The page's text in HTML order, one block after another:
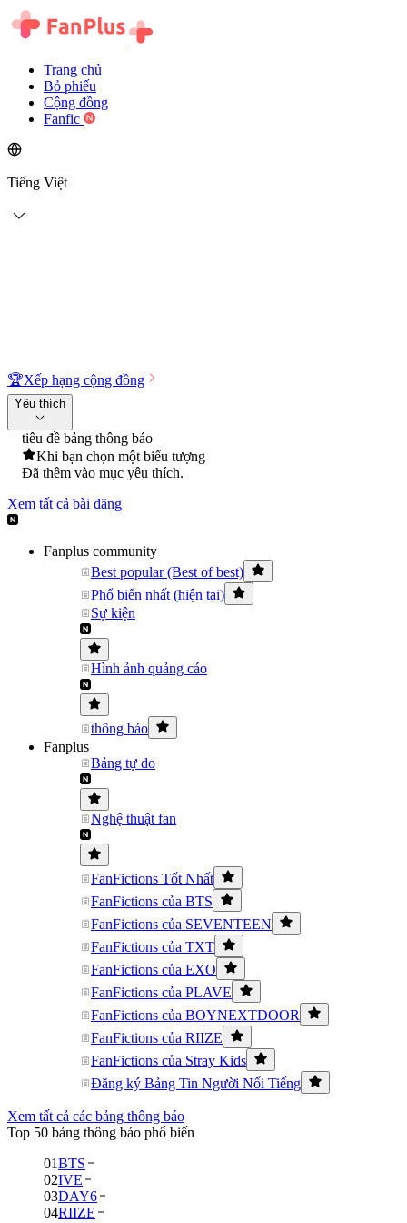
Trang chủ
Bỏ phiếu
Cộng đồng
Fanfic
Tiếng Việt
🏆Xếp hạng cộng đồng
Yêu thích
tiêu đề bảng thông báo
Khi bạn chọn một biểu tượng
Đã thêm vào mục yêu thích.
Xem tất cả bài đăng
Fanplus community
Best popular (Best of best)
Phổ biến nhất (hiện tại)
Sự kiện
Hình ảnh quảng cáo
thông báo
Fanplus
Bảng tự do
Nghệ thuật fan
FanFictions Tốt Nhất
FanFictions của BTS
FanFictions của SEVENTEEN
FanFictions của TXT
FanFictions của EXO
FanFictions của PLAVE
FanFictions của BOYNEXTDOOR
FanFictions của RIIZE
FanFictions của Stray Kids
Đăng ký Bảng Tin Người Nổi Tiếng
Xem tất cả các bảng thông báo
Top 50 bảng thông báo phổ biến
01BTS
02IVE
03DAY6
04RIIZE